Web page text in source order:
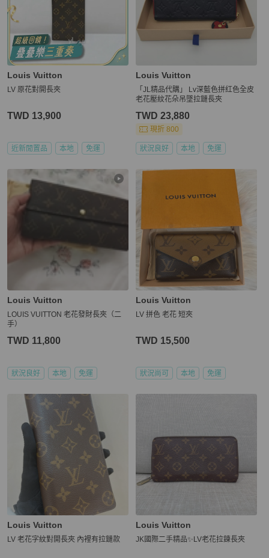
Louis Vuitton
LV 原花對開長夾
TWD 13,900
近新閒置品 本地 免運
Louis Vuitton
「JL精品代購」 Lv深藍色拼红色全皮
老花壓紋花朵吊墜拉鏈長夾
TWD 23,880
現折 800
狀況良好 本地 免運
Louis Vuitton
LOUIS VUITTON 老花發財長夾（二
手）
TWD 11,800
狀況良好 本地 免運
Louis Vuitton
LV 拼色 老花 短夾
TWD 15,500
狀況尚可 本地 免運
Louis Vuitton
LV 老花字紋對開長夾 內裡有拉鏈款
Louis Vuitton
JK國際二手精品✨LV老花拉鍊長夾